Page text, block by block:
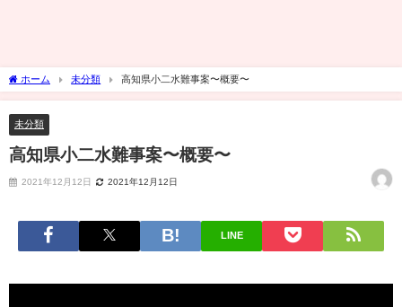
ホーム 未分類 高知県小二水難事案〜概要〜
未分類
高知県小二水難事案〜概要〜
2021年12月12日 2021年12月12日
LINE